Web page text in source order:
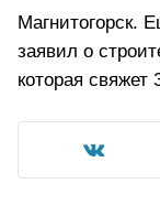
Магнитогорск.
заявил о
которая свяжет